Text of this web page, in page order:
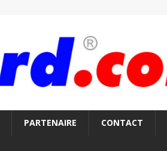
PARTENAIRE CONTACT